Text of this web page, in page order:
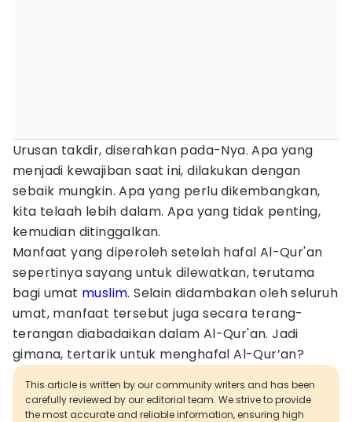
Urusan takdir, diserahkan pada-Nya. Apa yang
menjadi kewajiban saat ini, dilakukan dengan
sebaik mungkin. Apa yang perlu dikembangkan,
kita telaah lebih dalam. Apa yang tidak penting,
kemudian ditinggalkan.
Manfaat yang diperoleh setelah hafal Al-Qur'an
sepertinya sayang untuk dilewatkan, terutama
bagi umat muslim. Selain didambakan oleh seluruh
umat, manfaat tersebut juga secara terang-
terangan diabadaikan dalam Al-Qur'an. Jadi
gimana, tertarik untuk menghafal Al-Qur’an?
This article is written by our community writers and has been
carefully reviewed by our editorial team. We strive to provide
the most accurate and reliable information, ensuring high